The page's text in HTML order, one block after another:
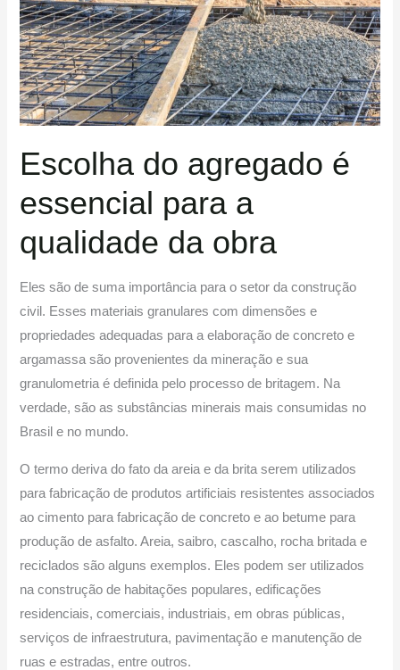
Escolha do agregado é
essencial para a
qualidade da obra
Eles são de suma importância para o setor da construção
civil. Esses materiais granulares com dimensões e
propriedades adequadas para a elaboração de concreto e
argamassa são provenientes da mineração e sua
granulometria é definida pelo processo de britagem. Na
verdade, são as substâncias minerais mais consumidas no
Brasil e no mundo.
O termo deriva do fato da areia e da brita serem utilizados
para fabricação de produtos artificiais resistentes associados
ao cimento para fabricação de concreto e ao betume para
produção de asfalto. Areia, saibro, cascalho, rocha britada e
reciclados são alguns exemplos. Eles podem ser utilizados
na construção de habitações populares, edificações
residenciais, comerciais, industriais, em obras públicas,
serviços de infraestrutura, pavimentação e manutenção de
ruas e estradas, entre outros.
para
a
qualidade
da
obra